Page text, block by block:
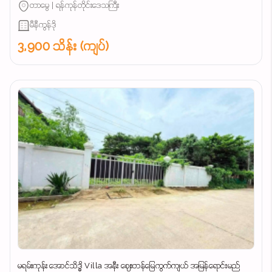
တာမွေ | ရန်ကုန်တိုင်းဒေသကြီး
မီနီကွန်ဒို
3,900 သိန်း (ကျပ်)
မရမ်းကုန်း အောင်သိဒ္ဓိ Villa အနီး ဈေးတန်မြေကွက်ကျယ် အမြန်ရောင်းမည်